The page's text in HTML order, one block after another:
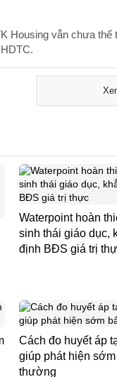
Housing vẫn chưa thể
Waterpoint hoàn
sinh thái giáo dục,
định BĐS giá trị
Cách đo huyết áp
giúp phát hiện
thường